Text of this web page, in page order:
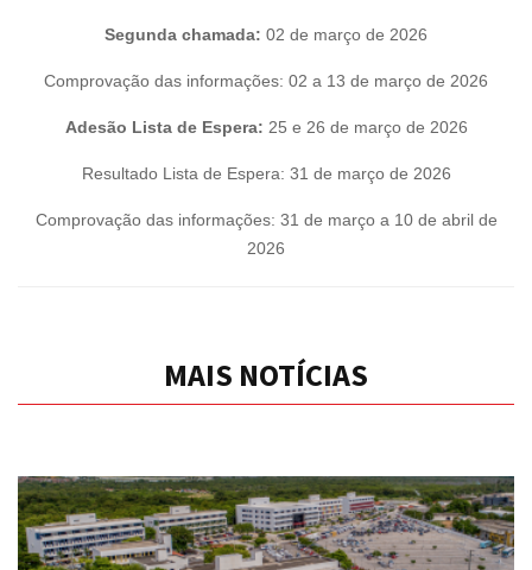
Segunda chamada: 02 de março de 2026
Comprovação das informações: 02 a 13 de março de 2026
Adesão Lista de Espera: 25 e 26 de março de 2026
Resultado Lista de Espera: 31 de março de 2026
Comprovação das informações: 31 de março a 10 de abril de
2026
MAIS NOTÍCIAS